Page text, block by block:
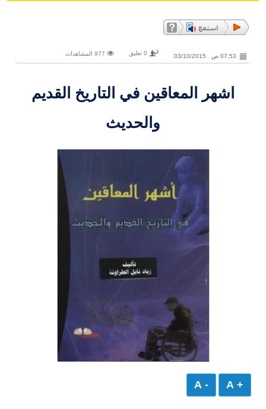
07:53 ص 03/10/2015 0 تعليق
اشهر المعاقين في التاريخ القديم
والحديث
+ A
- A